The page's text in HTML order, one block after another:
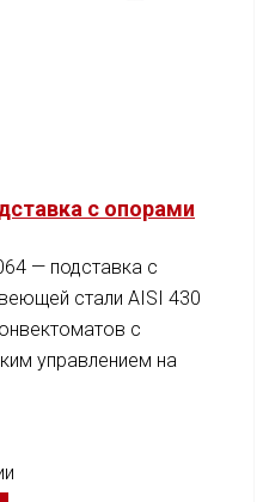
с опорами
— подставка с
стали AISI 430
с
управлением на